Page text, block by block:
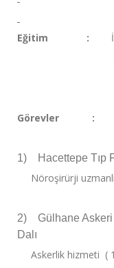
Eğitim :
İstanbul Tıp
Görevler :
1) Hacettepe Tıp
Nöroşirürji
2)
Gülhane
Dalı
Askerlik hizmeti (